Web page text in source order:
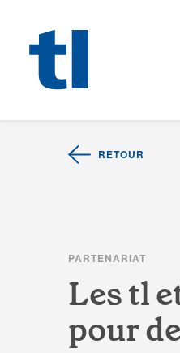
RETOUR
PARTENARIAT
Lestle
pourd